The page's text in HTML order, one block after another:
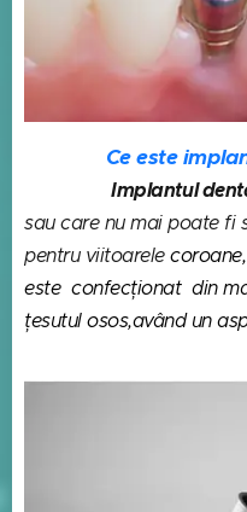
Ce este
Implantul
sau care nu maipoate fi
pentru viitoarele
este confecționat din
țesutul osos,având un